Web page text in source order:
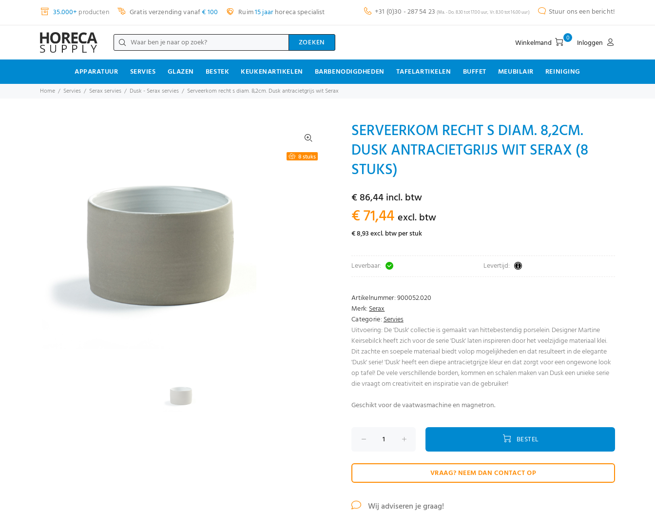
35.000+ producten Gratis verzending vanaf€ 100 Ruim15 jaarhoreca specialist +31 (0)30 - 287 54 23 (Ma. - Do. 8.30 tot 17.00 uur, Vr. 8.30 tot 16.00 uur) Stuur ons een bericht!
ZOEKEN Winkelmand 0 Inloggen
APPARATUUR SERVIES GLAZEN BESTEK KEUKENARTIKELEN BARBENODIGDHEDEN TAFELARTIKELEN BUFFET MEUBILAIR REINIGING
Home Servies Serax servies Dusk - Serax servies Serveerkom recht s diam. 8,2cm. Dusk antracietgrijs wit Serax
8 stuks
SERVEERKOM RECHT S DIAM. 8,2CM.
DUSK ANTRACIETGRIJS WIT SERAX (8
STUKS)
€ 86,44 incl. btw
€ 71,44 excl. btw
€ 8,93 excl. btw per stuk
Leverbaar: Levertijd:
Artikelnummer:900052.020
Merk:Serax
Categorie:Servies
Uitvoering: De 'Dusk' collectie is gemaakt van hittebestendig porselein. Designer Martine
Keirsebilck heeft zich voor de serie 'Dusk' laten inspireren door het veelzijdige materiaal klei.
Dit zachte en soepele materiaal biedt volop mogelijkheden en dat resulteert in de elegante
'Dusk' serie! 'Dusk' heeft een diepe antracietgrijze kleur en dat zorgt voor een ongewone look
op tafel! De vele verschillende borden, kommen en schalen maken van Dusk een unieke serie
die vraagt om creativiteit en inspiratie van de gebruiker!
Geschikt voor de vaatwasmachine en magnetron.
BESTEL
VRAAG? NEEM DAN CONTACT OP
Wij adviseren je graag!